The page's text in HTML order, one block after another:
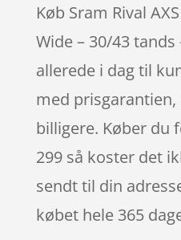
Køb Sram Rival
Wide – 30/43
allerede i dag til
med
billigere. Køber du
299 så koster det
sendt til din
købet hele 365